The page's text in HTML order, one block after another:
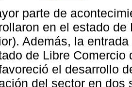
parte de
en el estado
Además, la
de Libre Comercio
el desarrollo
del sector en dos